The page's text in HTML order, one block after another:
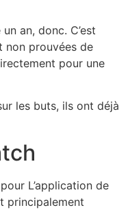
an, donc. C’est
non prouvées de
pour une
les buts, ils ont déjà
L’application de
principalement